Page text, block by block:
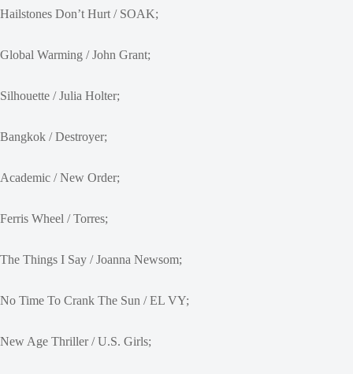
Hailstones Don’t Hurt / SOAK;
Global Warming / John Grant;
Silhouette / Julia Holter;
Bangkok / Destroyer;
Academic / New Order;
Ferris Wheel / Torres;
The Things I Say / Joanna Newsom;
No Time To Crank The Sun / EL VY;
New Age Thriller / U.S. Girls;